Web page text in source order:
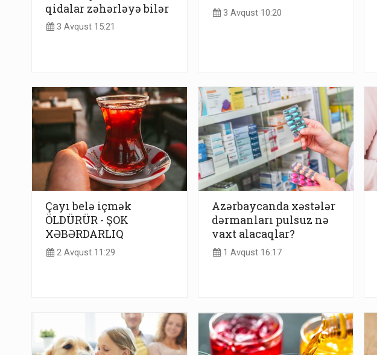
qidalar zəhərləyə bilər
3 Avqust 15:21
3 Avqust 10:20
Çayı belə içmək
ÖLDÜRÜR - ŞOK
XƏBƏRDARLIQ
2 Avqust 11:29
Azərbaycanda xəstələr
dərmanları pulsuz nə
vaxt alacaqlar?
1 Avqust 16:17